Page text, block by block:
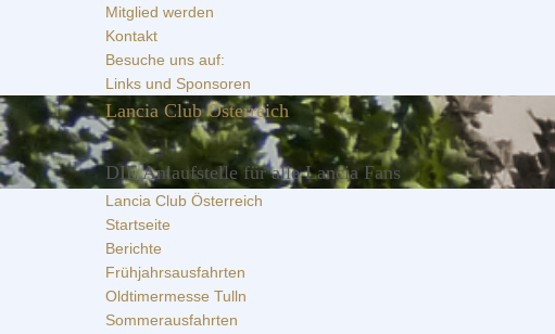
Hauptnavigation
Mitglied werden
Kontakt
Besuche uns auf:
Links und Sponsoren
Lancia Club Österreich
DIE Anlaufstelle für alle Lancia Fans
Lancia Club Österreich
Startseite
Berichte
Frühjahrsausfahrten
Oldtimermesse Tulln
Sommerausfahrten